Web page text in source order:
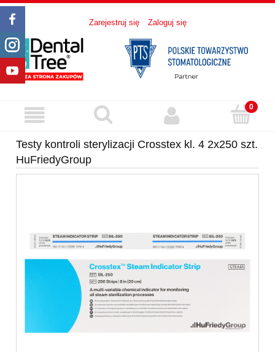
Zarejestruj się Zaloguj się
Testy kontroli sterylizacji Crosstex kl. 4 2x250 szt.
HuFriedyGroup